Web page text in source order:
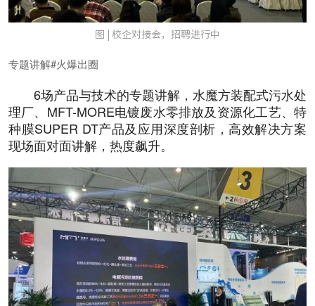
图 | 校企对接会，招聘进行中
专题讲解#火爆出圈
6场产品与技术的专题讲解，水魔方装配式污水处
理厂、MFT-MORE电镀废水零排放及资源化工艺、特
种膜SUPER DT产品及应用深度剖析，高效解决方案
现场面对面讲解，热度飙升。